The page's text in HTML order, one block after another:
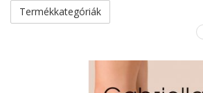
Termékkategóriák